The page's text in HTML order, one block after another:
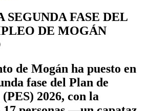
SEGUNDA FASE DEL
DE MOGÁN
de Mogán ha puesto en
fase del Plan de
2026, con la